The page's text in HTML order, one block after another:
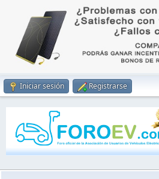
Iniciar sesión Registrarse